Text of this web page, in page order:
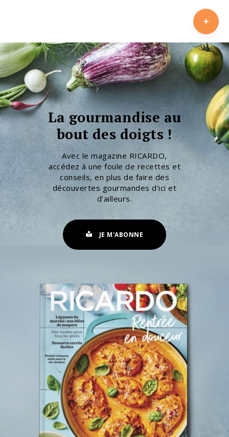
La gourmandise au
bout des doigts !
Avec le magazine RICARDO,
accédez à une foule de recettes et
conseils, en plus de faire des
découvertes gourmandes d’ici et
d’ailleurs.
JE M'ABONNE